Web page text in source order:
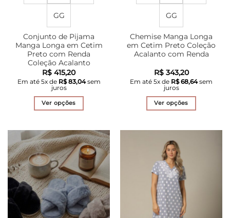
GG
Conjunto de Pijama
Manga Longa em Cetim
Preto com Renda
Coleção Acalanto
R$ 415,20
Em até 5x de R$83,04sem
juros
Ver opções
tem
várias
variantes.
As
opções
podem
ser
escolhidas
GG
Chemise Manga Longa
em Cetim Preto Coleção
Acalanto com Renda
R$343,20
Em até 5x de R$68,64sem
juros
Ver opções
várias
variantes.
As
opções
podem
ser
escolhidas